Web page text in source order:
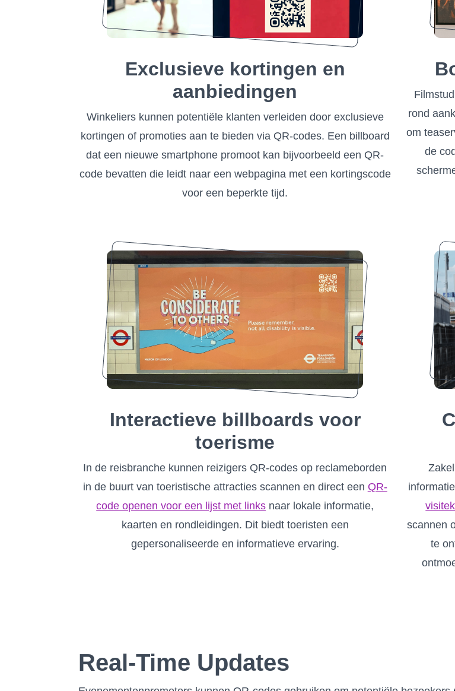
Exclusieve kortingen en
aanbiedingen
Winkeliers kunnen potentiële klanten verleiden door exclusieve
kortingen of promoties aan te bieden via QR-codes. Een billboard
dat een nieuwe smartphone promoot kan bijvoorbeeld een QR-
code bevatten die leidt naar een webpagina met een kortingscode
voor een beperkte tijd.
rond
om
de
Interactieve billboards voor
toerisme
In de reisbranche kunnen reizigers QR-codes op reclameborden
in de buurt van toeristische attracties scannen en direct een QR-
code openen voor een lijst met links naar lokale informatie,
kaarten en rondleidingen. Dit biedt toeristen een
gepersonaliseerde en informatieve ervaring.
scannen
te
Real-Time Updates